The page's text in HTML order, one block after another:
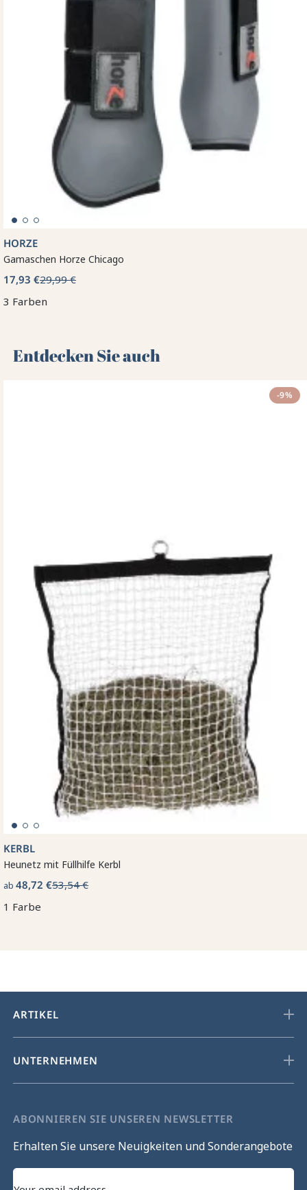
HORZE
Gamaschen Horze Chicago
17,93 €29,99 €
3 Farben
Entdecken Sie auch 🌻
-9%
KERBL
Heunetz mit Füllhilfe Kerbl
ab 48,72 €53,54 €
1 Farbe
ARTIKEL
UNTERNEHMEN
ABONNIEREN SIE UNSEREN NEWSLETTER
Erhalten Sie unsere Neuigkeiten und Sonderangebote